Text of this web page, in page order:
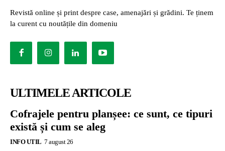
Revistă online și print despre case, amenajări și grădini. Te ținem
la curent cu noutățile din domeniu
ULTIMELE ARTICOLE
Cofrajele pentru planșee: ce sunt, ce tipuri
există și cum se aleg
INFO UTIL 7 august 26